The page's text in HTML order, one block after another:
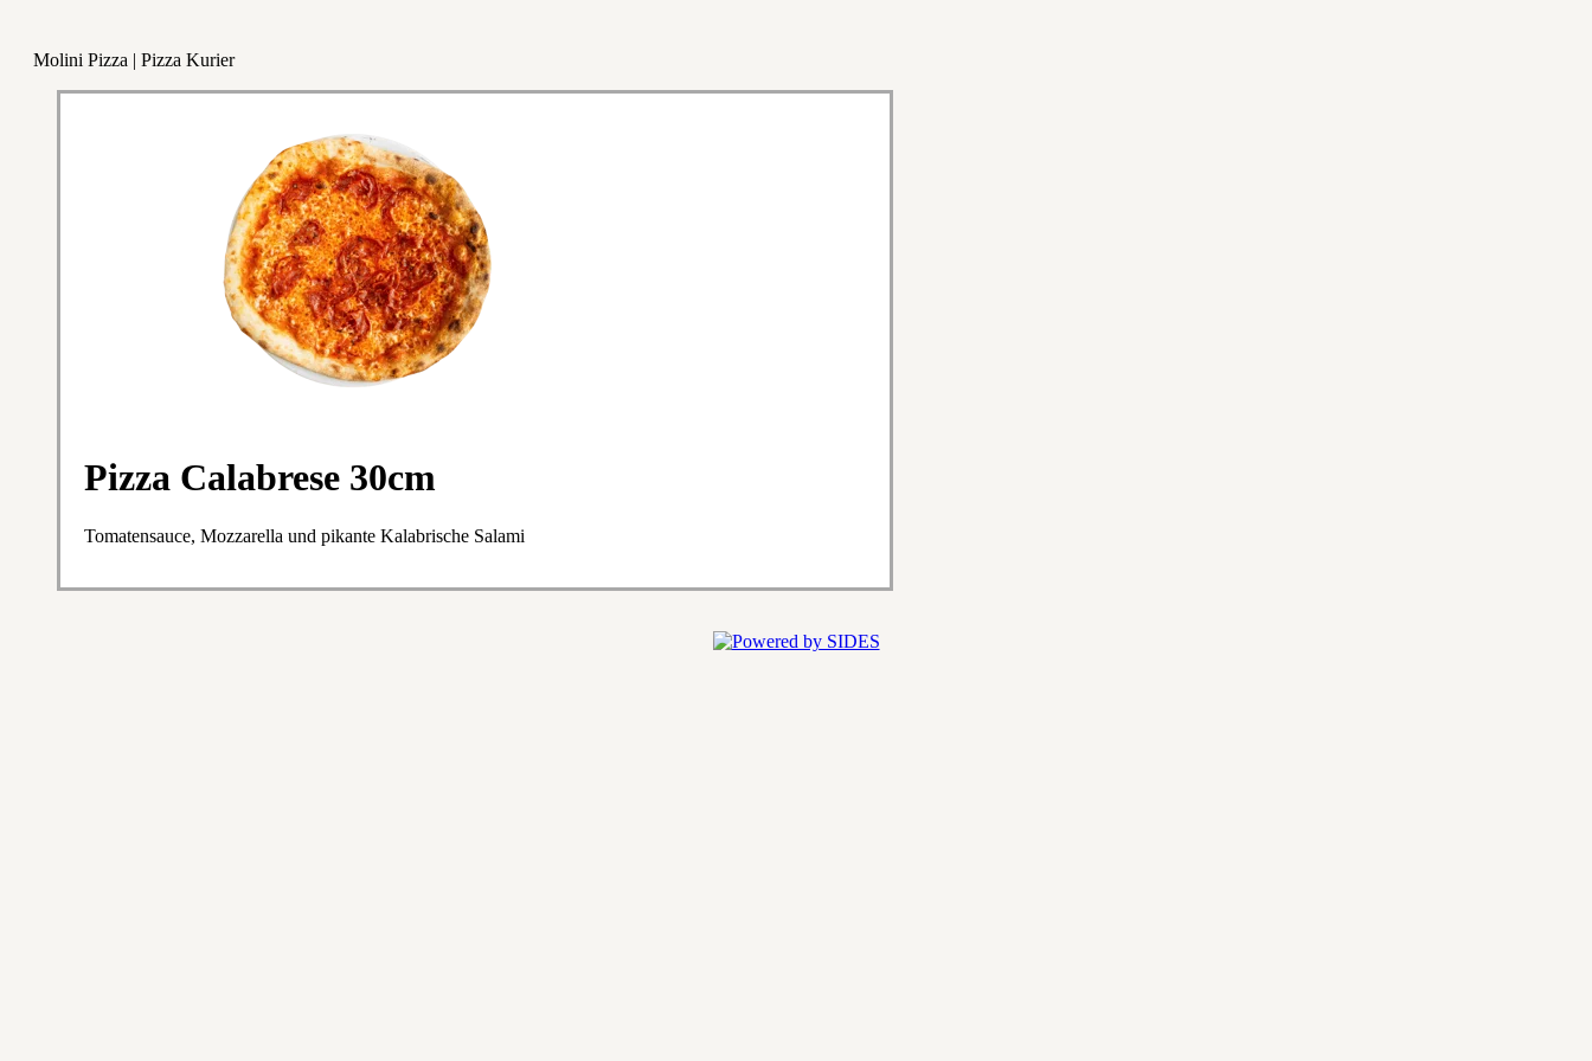
Molini Pizza | Pizza Kurier
Pizza Calabrese 30cm
Tomatensauce, Mozzarella und pikante Kalabrische Salami